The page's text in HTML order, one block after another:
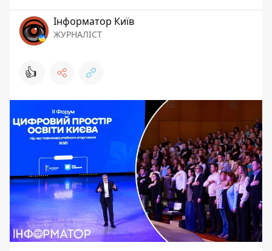
Інформатор Київ
ЖУРНАЛІСТ
👍